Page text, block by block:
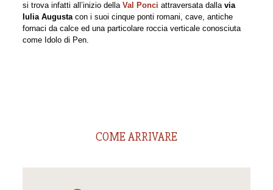
si trova infatti all’inizio della Val Ponci attraversata dalla via
Iulia Augustacon i suoi cinque ponti romani, cave, antiche
fornaci da calce ed una particolare roccia verticale conosciuta
come Idolo di Pen.
COME ARRIVARE